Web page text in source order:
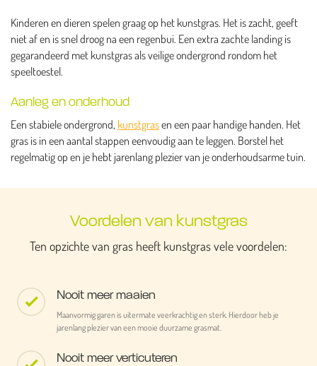
Kinderen en dieren spelen graag op het kunstgras. Het is zacht, geeft
niet af en is snel droog na een regenbui. Een extra zachte landing is
gegarandeerd met kunstgras als veilige ondergrond rondom het
speeltoestel.
Aanleg en onderhoud
Een stabiele ondergrond, kunstgrasen een paar handige handen. Het
gras is in een aantal stappen eenvoudig aan te leggen. Borstel het
regelmatig op en je hebt jarenlang plezier van je onderhoudsarme tuin.
Voordelen van kunstgras
Ten opzichte van gras heeft kunstgras vele voordelen:
Nooit meer maaien
Maanvormig garen is uitermate veerkrachtig en sterk. Hierdoor heb je
jarenlang plezier van een mooie duurzame grasmat.
Nooit meer verticuteren